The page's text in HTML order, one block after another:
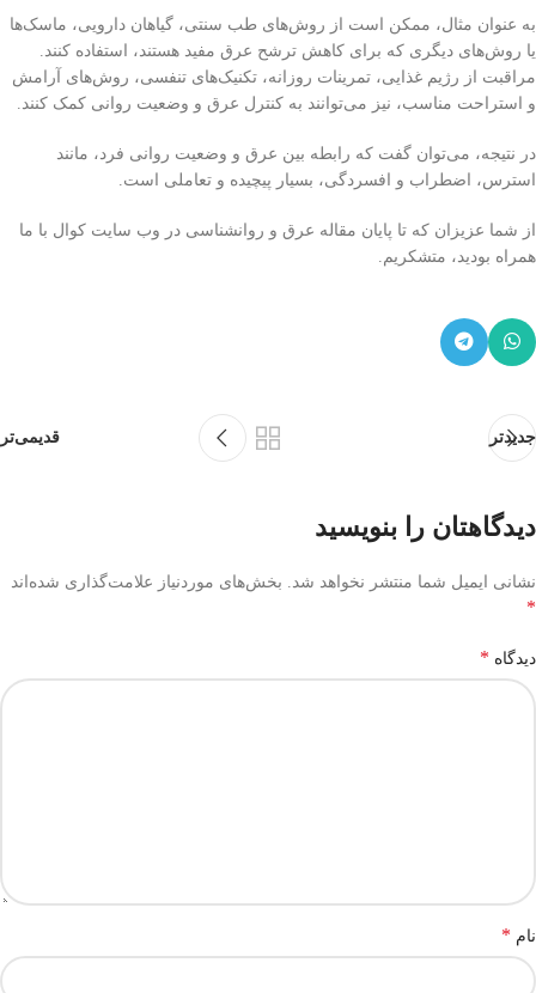
به عنوان مثال، ممکن است از روش‌های طب سنتی، گیاهان دارویی، ماسک‌ها
یا روش‌های دیگری که برای کاهش ترشح عرق مفید هستند، استفاده کنند.
مراقبت از رژیم غذایی، تمرینات روزانه، تکنیک‌های تنفسی، روش‌های آرامش
و استراحت مناسب، نیز می‌توانند به کنترل عرق و وضعیت روانی کمک کنند.
در نتیجه، می‌توان گفت که رابطه بین عرق و وضعیت روانی فرد، مانند
استرس، اضطراب و افسردگی، بسیار پیچیده و تعاملی است.
از شما عزیزان که تا پایان مقاله عرق و روانشناسی در وب سایت کوال با ما
همراه بودید، متشکریم.
جدیدتر قدیمی‌تر
دیدگاهتان را بنویسید
نشانی ایمیل شما منتشر نخواهد شد. بخش‌های موردنیاز علامت‌گذاری شده‌اند
*
دیدگاه *
نام *